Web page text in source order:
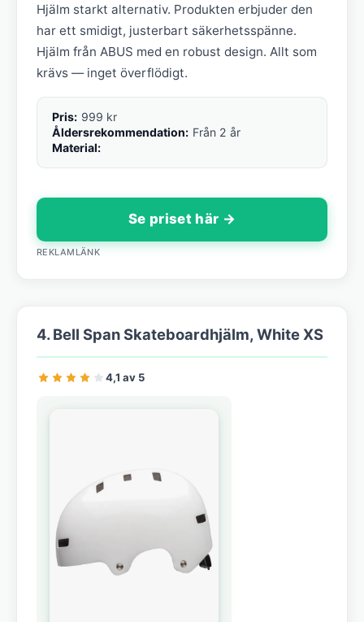
Hjälm starkt alternativ. Produkten erbjuder den
har ett smidigt, justerbart säkerhetsspänne.
Hjälm från ABUS med en robust design. Allt som
krävs — inget överflödigt.
Pris: 999 kr
Åldersrekommendation: Från 2 år
Material:
Se priset här →
REKLAMLÄNK
4. Bell Span Skateboardhjälm, White XS
4,1 av 5